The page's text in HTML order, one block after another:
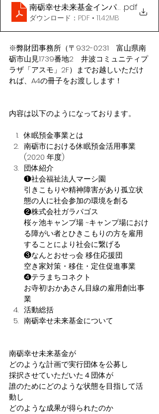
南砺幸せ未来基金インパクトレポ
.pdf
ダウンロード：PDF • 11.42MB
※弊財団事務所（〒932-0231　富山県南
砺市山見1739番地2　井波コミュニティプ
ラザ「アスモ」2F）までお越しいただけ
れば、A4の冊子をお渡しします！
内容は以下のようになっております。
休眠預金事業とは
南砺市における休眠預金活用事業
(2020 年度)
団体紹介
❶社会福祉法人マーシ園
引きこもりや精神障害があり孤立状
態の人に社会参加の環境を創る
❷株式会社ガラパゴス
桜ヶ池キャンプ場 ~キャンプ場におけ
る障がい者とひきこもりの方を雇用
することにより社会に繋げる
❸なんとおせっ会 移住応援団
空き家対策・移住・定住促進事業
❹テラまちコネクト
お寺初!おかあさん目線の雇用創出事
業
活動総括
南砺幸せ未来基金について
南砺幸せ未来基金が
どのような計画で実行団体を公募し
採択させていただいた４団体が
誰のためにどのような状態を目指して活
動し
どのような成果が得られたのか